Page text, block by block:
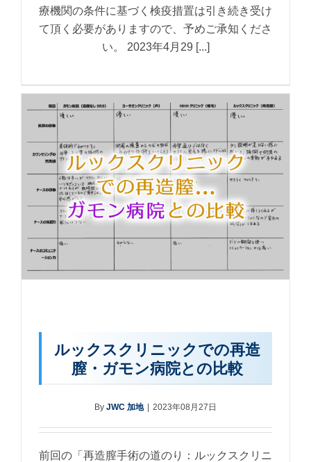
療機関の条件に基づく検疫措置は引き続き受け
て頂く必要がありますので、予めご承知くださ
い。 2023年4月29 [...]
ルックスクリニックでの再造
膣・ガモン病院との比較
By JWC 加地 | 2023年08月27日
前回の「再造膣手術の道のり：ルックスクリニ